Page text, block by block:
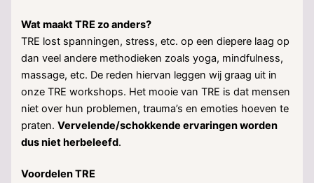
Wat maakt TRE zo anders?
TRE lost spanningen, stress, etc. op een diepere laag op
dan veel andere methodieken zoals yoga, mindfulness,
massage, etc. De reden hiervan leggen wij graag uit in
onze TRE workshops. Het mooie van TRE is dat mensen
niet over hun problemen, trauma’s en emoties hoeven te
praten.Vervelende/schokkende ervaringen worden
dus niet herbeleefd.
Voordelen TRE